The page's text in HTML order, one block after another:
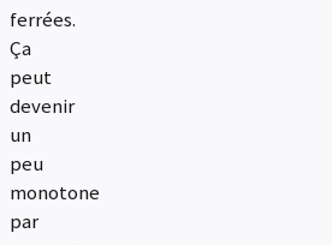
ferrées.
Ça
peut
devenir
un
peu
monotone
par